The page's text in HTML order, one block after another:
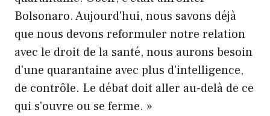
Bolsonaro. Aujourd'hui, nous savons déjà
que nous devons reformuler notre relation
avec le droit de la santé, nous aurons besoin
d'une quarantaine avec plus d'intelligence,
de contrôle. Le débat doit aller au-delà de ce
qui s'ouvre ou se ferme. »